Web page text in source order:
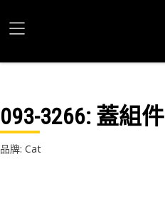
093-3266: 蓋組件
品牌: Cat